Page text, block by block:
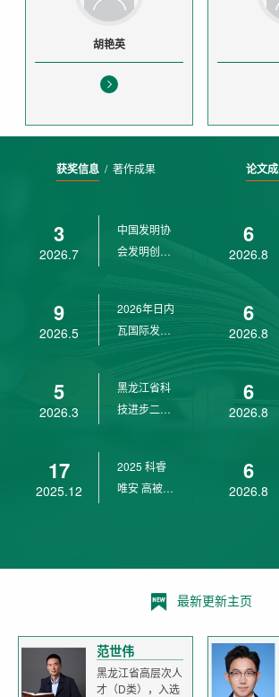
胡艳英
获奖信息/ 著作成果
3
2026.7
中国发明协
会发明创业
9
2026.5
2026年日内
瓦国际发明
5
2026.3
黑龙江省科
技进步二等
17
2025.12
2025 科睿
唯安 高被引
论文
6
2026.8
6
2026.8
6
2026.8
6
2026.8
最新更新主页
范世伟
黑龙江省高层次人
才（D类），入选